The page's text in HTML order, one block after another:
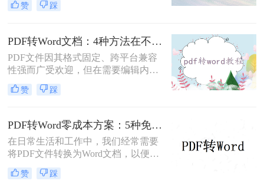
时，我们往往需要将其转换为Word文
呢？本文将介绍三种常用的免费方法
来实现这一目标。
赞 踩
PDF转Word文档：4种方法在不同文件类型下的转换效果！
PDF文件因其格式固定、跨平台兼容
性强而广受欢迎，但在需要编辑内容
时，将其转换为可编辑的Word文档成
为刚需。那么pdf怎么转换成word文档
法，助您高效完成格式转换。
赞 踩
PDF转Word零成本方案：5种免费路径的适用边界和效果评估！
在日常生活和工作中，我们经常需要
将PDF文件转换为Word文档，以便进
行编辑、修改或进一步处理。然而，
市面上许多PDF转Word工具都需要付
赞 踩